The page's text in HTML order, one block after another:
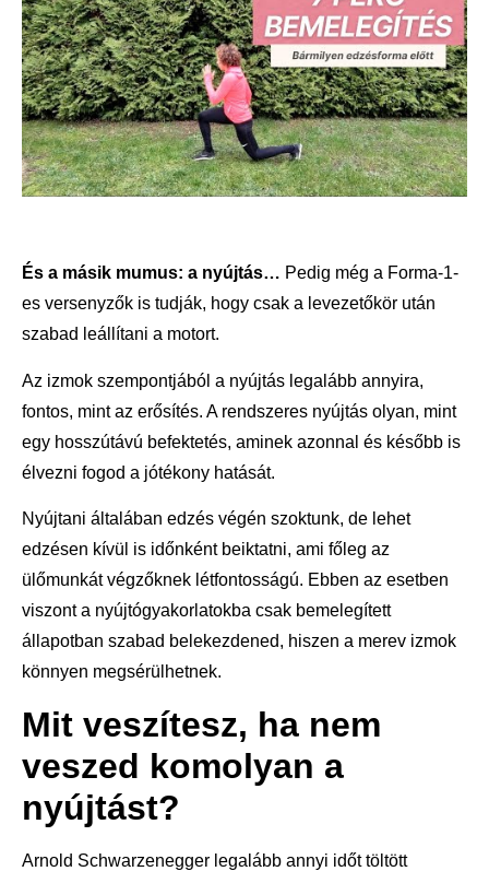
És a másik mumus: a nyújtás… Pedig még a Forma-1-
es versenyzők is tudják, hogy csak a levezetőkör után
szabad leállítani a motort.
Az izmok szempontjából a nyújtás legalább annyira,
fontos, mint az erősítés. A rendszeres nyújtás olyan, mint
egy hosszútávú befektetés, aminek azonnal és később is
élvezni fogod a jótékony hatását.
Nyújtani általában edzés végén szoktunk, de lehet
edzésen kívül is időnként beiktatni, ami főleg az
ülőmunkát végzőknek létfontosságú. Ebben az esetben
viszont a nyújtógyakorlatokba csak bemelegített
állapotban szabad belekezdened, hiszen a merev izmok
könnyen megsérülhetnek.
Mit veszítesz, ha nem
veszed komolyan a
nyújtást?
Arnold Schwarzenegger legalább annyi időt töltött